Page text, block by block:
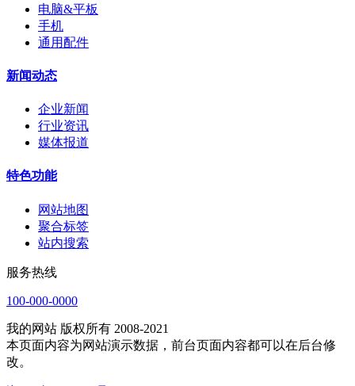
电脑&平板
手机
通用配件
新闻动态
企业新闻
行业资讯
媒体报道
特色功能
网站地图
聚合标签
站内搜索
服务热线
100-000-0000
我的网站 版权所有 2008-2021
本页面内容为网站演示数据，前台页面内容都可以在后台修
改。